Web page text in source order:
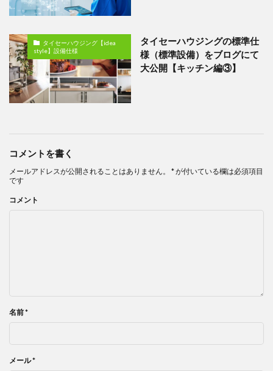
タイセーハウジング【idea
style】設備仕様
タイセーハウジングの標準仕
様（標準設備）をブログにて
大公開【キッチン編③】
コメントを書く
メールアドレスが公開されることはありません。 *が付いている欄は必須項目
です
コメント
名前*
メール*